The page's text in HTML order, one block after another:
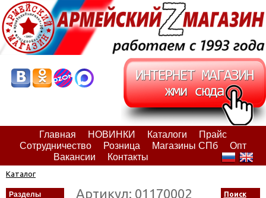
Главная НОВИНКИ Каталоги
Прайс
Сотрудничество
Розница Магазины СПб
Опт
Вакансии
Контакты
Каталог
Разделы Артикул: 01170002 Поиск